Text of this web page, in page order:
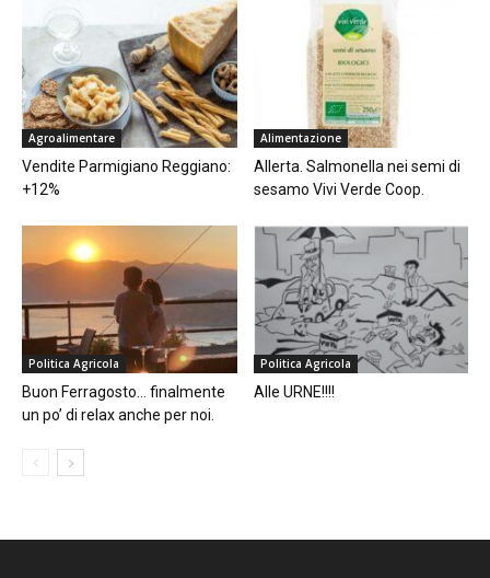
Agroalimentare
Vendite Parmigiano Reggiano:
+12%
Alimentazione
Allerta. Salmonella nei semi di
sesamo Vivi Verde Coop.
Politica Agricola
Buon Ferragosto… finalmente
un po’ di relax anche per noi.
Politica Agricola
Alle URNE!!!!